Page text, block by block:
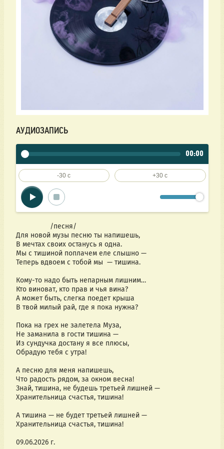
АУДИОЗАПИСЬ
00:00
-30 c +30 c
                 /песня/
Для новой музы песню ты напишешь,
В мечтах своих останусь я одна.
Мы с тишиной поплачем еле слышно —
Теперь вдвоем с тобой мы  — тишина.
Кому-то надо быть непарным лишним…
Кто виноват, кто прав и чья вина?
А может быть, слегка поедет крыша
В твой милый рай, где я пока нужна?
Пока на грех не залетела Муза,
Не заманила в гости тишина —
Из сундучка достану я все плюсы,
Обрадую тебя с утра!
А песню для меня напишешь,
Что радость рядом, за окном весна!
Знай, тишина, не будешь третьей лишней —
Хранительница счастья, тишина!
А тишина — не будет третьей лишней —
Хранительница счастья, тишина!
09.06.2026 г.